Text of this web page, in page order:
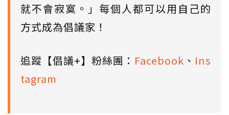
就不會寂寞。」每個人都可以用自己的
方式成為倡議家！
追蹤【倡議+】粉絲團： Facebook 、 Ins
tagram